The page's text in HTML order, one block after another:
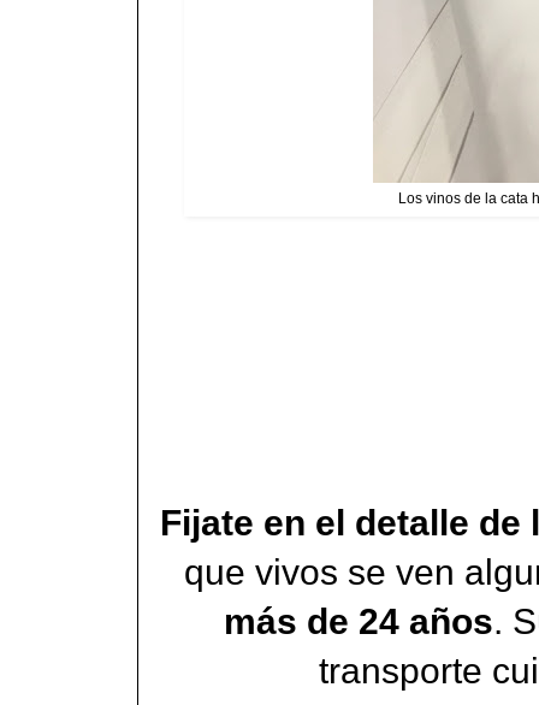
Los vinos de la cata
Fijate en el detalle
que vivos se ven
más de 24 años.
transporte